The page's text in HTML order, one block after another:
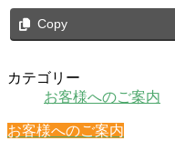
Copy
カテゴリー
お客様へのご案内
お客様へのご案内